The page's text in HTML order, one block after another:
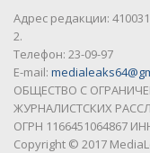
Адрес редакции:
2.
Телефон: 23-09-97
E-mail:
ОБЩЕСТВО С
ЖУРНАЛИСТСКИХ
ОГРН 1166451064867
Copyright © 2017